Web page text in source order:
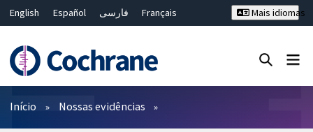
English Español فارسی
Français
Bahasa Malaysia
ไทย 繁體中文
Mais idiomas
Filtros
Início Nossas evidências